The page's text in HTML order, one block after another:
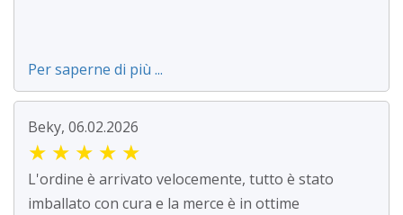
Per saperne di più ...
Beky, 06.02.2026
★ ★ ★ ★ ★
L'ordine è arrivato velocemente, tutto è stato
imballato con cura e la merce è in ottime